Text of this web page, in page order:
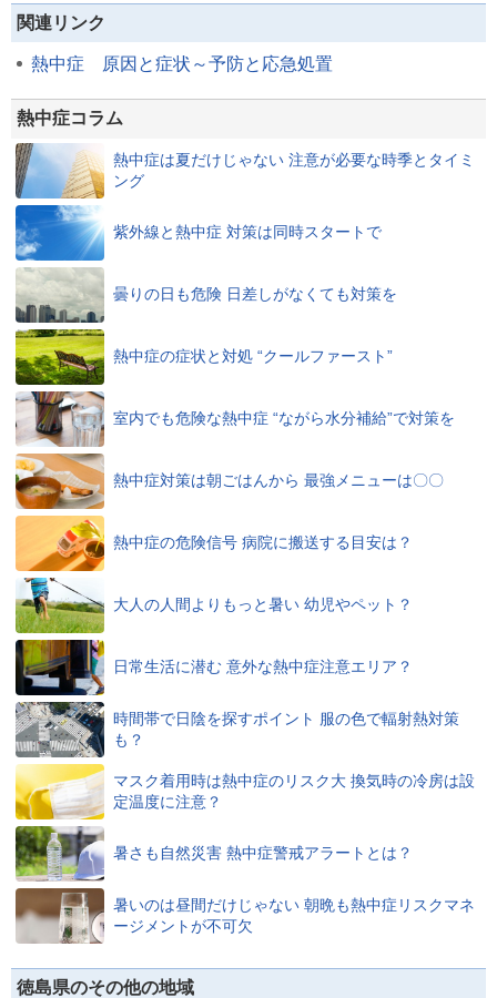
関連リンク
熱中症 原因と症状～予防と応急処置
熱中症コラム
熱中症は夏だけじゃない 注意が必要な時季とタイミ
ング
紫外線と熱中症 対策は同時スタートで
曇りの日も危険 日差しがなくても対策を
熱中症の症状と対処 “クールファースト”
室内でも危険な熱中症 “ながら水分補給”で対策を
熱中症対策は朝ごはんから 最強メニューは〇〇
熱中症の危険信号 病院に搬送する目安は？
大人の人間よりもっと暑い 幼児やペット？
日常生活に潜む 意外な熱中症注意エリア？
時間帯で日陰を探すポイント 服の色で輻射熱対策
も？
マスク着用時は熱中症のリスク大 換気時の冷房は設
定温度に注意？
暑さも自然災害 熱中症警戒アラートとは？
暑いのは昼間だけじゃない 朝晩も熱中症リスクマネ
ージメントが不可欠
徳島県のその他の地域